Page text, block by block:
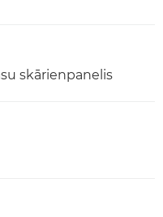
skārienpanelis